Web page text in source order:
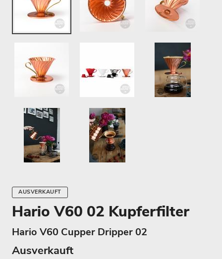
AUSVERKAUFT
Hario V60 02 Kupferfilter
Hario V60 Cupper Dripper 02
Ausverkauft